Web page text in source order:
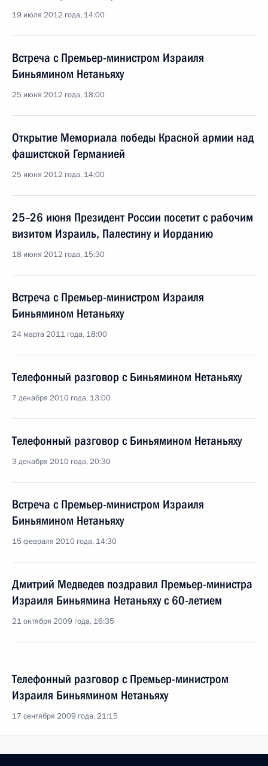
19 июля 2012 года, 14:00
Встреча с Премьер-министром Израиля
Биньямином Нетаньяху
25 июня 2012 года, 18:00
Открытие Мемориала победы Красной армии над
фашистской Германией
25 июня 2012 года, 14:00
25–26 июня Президент России посетит с рабочим
визитом Израиль, Палестину и Иорданию
18 июня 2012 года, 15:30
Встреча с Премьер-министром Израиля
Биньямином Нетаньяху
24 марта 2011 года, 18:00
Телефонный разговор с Биньямином Нетаньяху
7 декабря 2010 года, 13:00
Телефонный разговор с Биньямином Нетаньяху
3 декабря 2010 года, 20:30
Встреча с Премьер-министром Израиля
Биньямином Нетаньяху
15 февраля 2010 года, 14:30
Дмитрий Медведев поздравил Премьер-министра
Израиля Биньямина Нетаньяху с 60-летием
21 октября 2009 года, 16:35
Телефонный разговор с Премьер-министром
Израиля Биньямином Нетаньяху
17 сентября 2009 года, 21:15